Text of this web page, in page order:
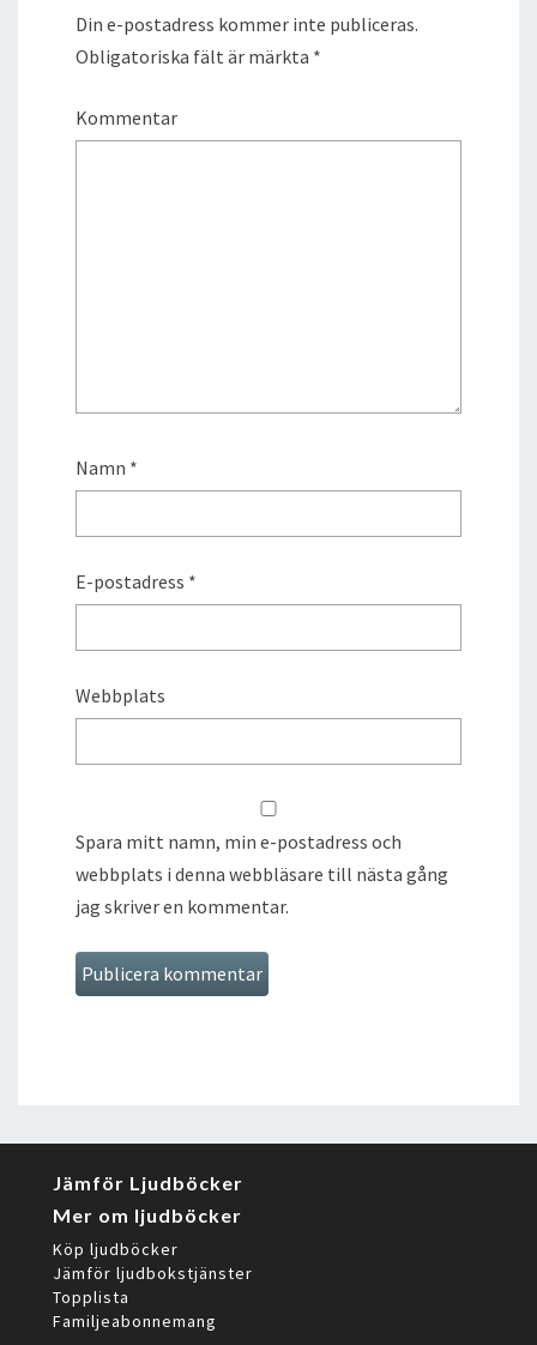
Din e-postadress kommer inte publiceras.
Obligatoriska fält är märkta *
Kommentar
Namn *
E-postadress *
Webbplats
Spara mitt namn, min e-postadress och
webbplats i denna webbläsare till nästa gång
jag skriver en kommentar.
Jämför Ljudböcker
Mer om ljudböcker
Köp ljudböcker
Jämför ljudbokstjänster
Topplista
Familjeabonnemang